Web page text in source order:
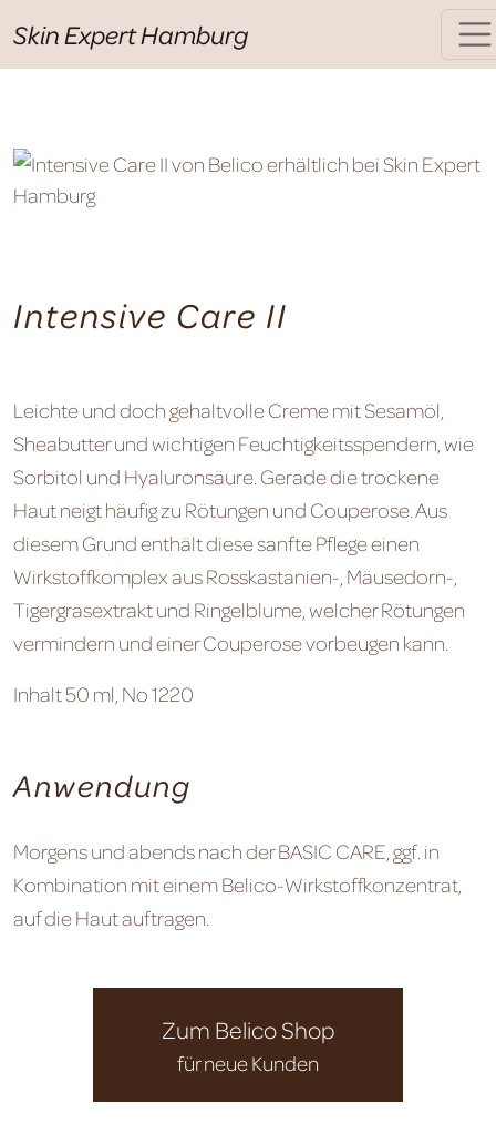
Skin Expert Hamburg
Intensive Care II
Leichte und doch gehaltvolle Creme mit Sesamöl,
Sheabutter und wichtigen Feuchtigkeitsspendern, wie
Sorbitol und Hyaluronsäure. Gerade die trockene
Haut neigt häufig zu Rötungen und Couperose. Aus
diesem Grund enthält diese sanfte Pflege einen
Wirkstoffkomplex aus Rosskastanien-, Mäusedorn-,
Tigergrasextrakt und Ringelblume, welcher Rötungen
vermindern und einer Couperose vorbeugen kann.
Inhalt 50 ml, No 1220
Anwendung
Morgens und abends nach der BASIC CARE, ggf. in
Kombination mit einem Belico-Wirkstoffkonzentrat,
auf die Haut auftragen.
Zum Belico Shop
für neue Kunden